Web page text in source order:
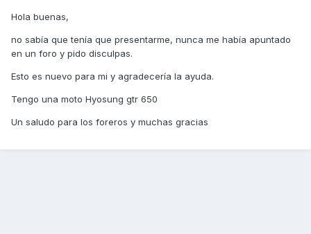
Hola buenas,
no sabía que tenía que presentarme, nunca me había apuntado
en un foro y pido disculpas.
Esto es nuevo para mi y agradecería la ayuda.
Tengo una moto Hyosung gtr 650
Un saludo para los foreros y muchas gracias